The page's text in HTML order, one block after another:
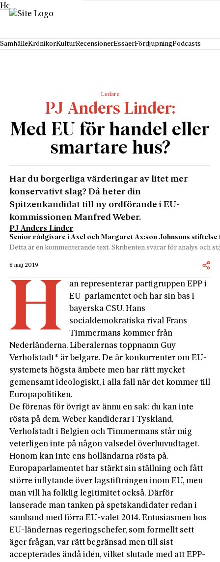
Hoppa till innehåll
SamhälleKrönikorKulturRecensionerEssäerFördjupningPodcasts
Ledare
PJ Anders Linder
Med EU för handel eller
smartare hus?
Har du borgerliga värderingar av litet mer
konservativt slag? Då heter din
Spitzenkandidat till ny ordförande i EU-
kommissionen Manfred Weber.
PJ Anders Linder
Senior rådgivare i Axel och Margaret Ax:son Johnsons stiftelse
Detta är en kommenterande text. Skribenten svarar för analys och
8 maj 2019
H
an representerar partigruppen EPP i
EU-parlamentet och har sin bas i
bayerska CSU. Hans
socialdemokratiska rival Frans
Timmermans kommer från
Nederländerna. Liberalernas toppnamn Guy
Verhofstadt* är belgare. De är konkurrenter om EU-
systemets högsta ämbete men har rätt mycket
gemensamt ideologiskt, i alla fall när det kommer till
Europapolitiken.
De förenas för övrigt av ännu en sak: du kan inte
rösta på dem. Weber kandiderar i Tyskland,
Verhofstadt i Belgien och Timmermans står mig
veterligen inte på någon valsedel överhuvudtaget.
Honom kan inte ens holländarna rösta på.
Europaparlamentet har stärkt sin ställning och fått
större inflytande över lagstiftningen inom EU, men
man vill ha folklig legitimitet också. Därför
lanserade man tanken på spetskandidater redan i
samband med förra EU-valet 2014. Entusiasmen hos
EU-ländernas regeringschefer, som formellt sett
äger frågan, var rätt begränsad men till sist
accepterades ändå idén, vilket slutade med att EPP-